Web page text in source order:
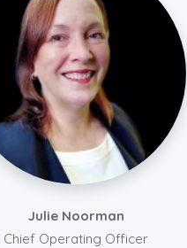
Julie Noorman
Chief Operating Officer